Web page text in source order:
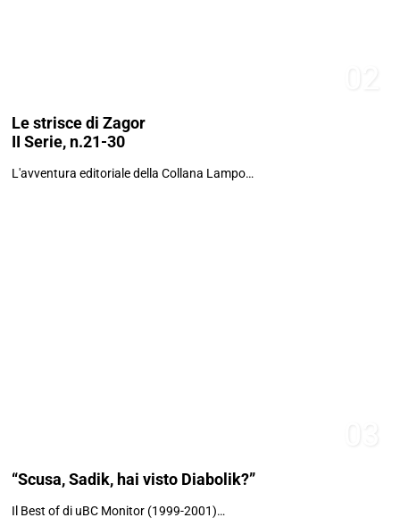
Le strisce di Zagor
II Serie, n.21-30
L'avventura editoriale della Collana Lampo…
“Scusa, Sadik, hai visto Diabolik?”
Il Best of di uBC Monitor (1999-2001)…